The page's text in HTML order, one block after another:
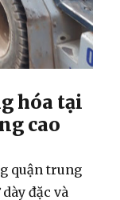
hóa tại
cao
quận trung
đặc và